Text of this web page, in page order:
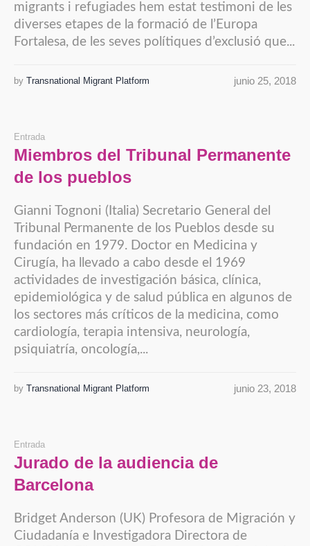
migrants i refugiades hem estat testimoni de les
diverses etapes de la formació de l’Europa
Fortalesa, de les seves polítiques d’exclusió que...
junio 25, 2018
by Transnational Migrant Platform
Entrada
Miembros del Tribunal Permanente
de los pueblos
Gianni Tognoni (Italia) Secretario General del
Tribunal Permanente de los Pueblos desde su
fundación en 1979. Doctor en Medicina y
Cirugía, ha llevado a cabo desde el 1969
actividades de investigación básica, clínica,
epidemiológica y de salud pública en algunos de
los sectores más críticos de la medicina, como
cardiología, terapia intensiva, neurología,
psiquiatría, oncología,...
junio 23, 2018
by Transnational Migrant Platform
Entrada
Jurado de la audiencia de
Barcelona
Bridget Anderson (UK) Profesora de Migración y
Ciudadanía e Investigadora Directora de